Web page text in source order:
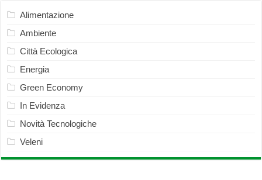
Alimentazione
Ambiente
Città Ecologica
Energia
Green Economy
In Evidenza
Novità Tecnologiche
Veleni